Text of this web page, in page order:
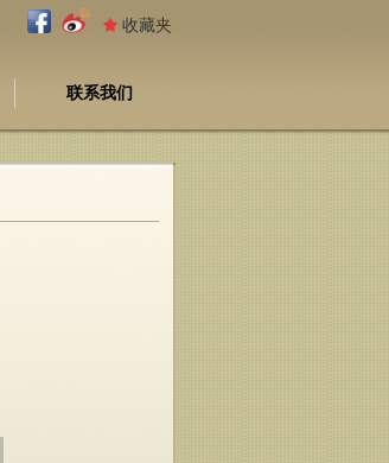
끄 收藏夹
联系我们